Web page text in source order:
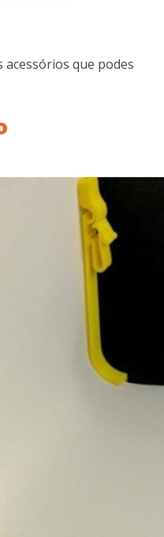
acessórios que podes